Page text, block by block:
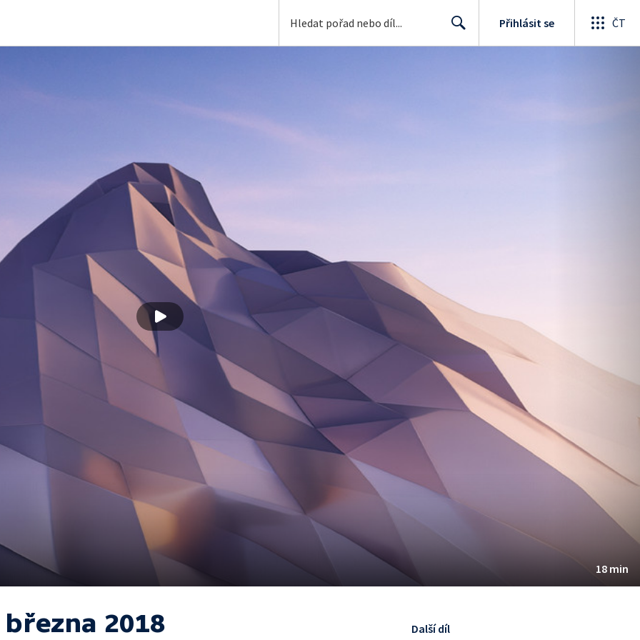
Přihlásit se ČT
18 min
března 2018 Další díl